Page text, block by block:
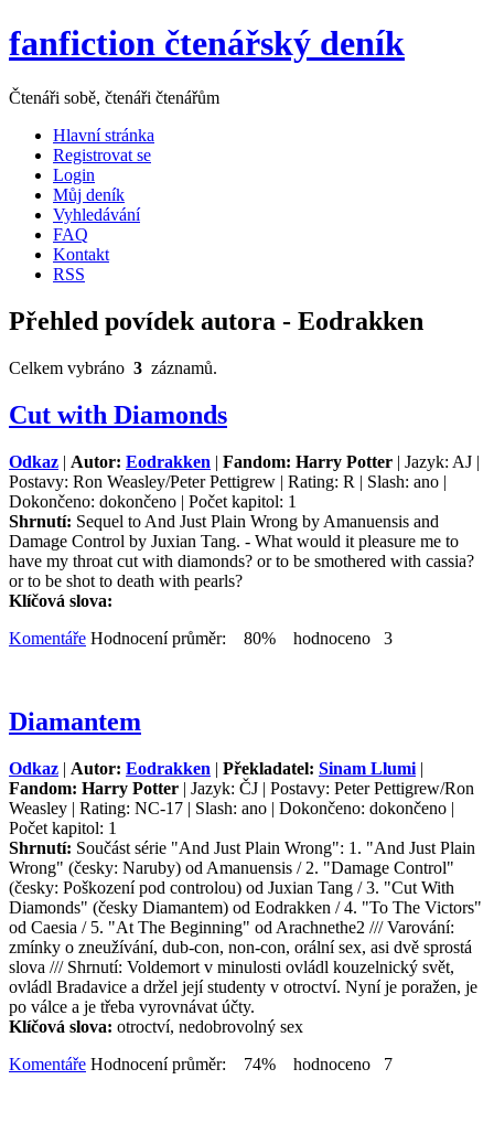
fanfiction čtenářský deník
Čtenáři sobě, čtenáři čtenářům
Hlavní stránka
Registrovat se
Login
Můj deník
Vyhledávání
FAQ
Kontakt
RSS
Přehled povídek autora - Eodrakken
Celkem vybráno 3 záznamů.
Cut with Diamonds
Odkaz | Autor: Eodrakken | Fandom: Harry Potter | Jazyk: AJ |
Postavy: Ron Weasley/Peter Pettigrew | Rating: R | Slash: ano |
Dokončeno: dokončeno | Počet kapitol: 1
Shrnutí: Sequel to And Just Plain Wrong by Amanuensis and
Damage Control by Juxian Tang. - What would it pleasure me to
have my throat cut with diamonds? or to be smothered with cassia?
or to be shot to death with pearls?
Klíčová slova:
Komentáře Hodnocení průměr: 80% hodnoceno 3
Diamantem
Odkaz | Autor: Eodrakken | Překladatel: Sinam Llumi |
Fandom: Harry Potter | Jazyk: ČJ | Postavy: Peter Pettigrew/Ron
Weasley | Rating: NC-17 | Slash: ano | Dokončeno: dokončeno |
Počet kapitol: 1
Shrnutí: Součást série "And Just Plain Wrong": 1. "And Just Plain
Wrong" (česky: Naruby) od Amanuensis / 2. "Damage Control"
(česky: Poškození pod controlou) od Juxian Tang / 3. "Cut With
Diamonds" (česky Diamantem) od Eodrakken / 4. "To The Victors"
od Caesia / 5. "At The Beginning" od Arachnethe2 /// Varování:
zmínky o zneužívání, dub-con, non-con, orální sex, asi dvě sprostá
slova /// Shrnutí: Voldemort v minulosti ovládl kouzelnický svět,
ovládl Bradavice a držel její studenty v otroctví. Nyní je poražen, je
po válce a je třeba vyrovnávat účty.
Klíčová slova: otroctví, nedobrovolný sex
Komentáře Hodnocení průměr: 74% hodnoceno 7